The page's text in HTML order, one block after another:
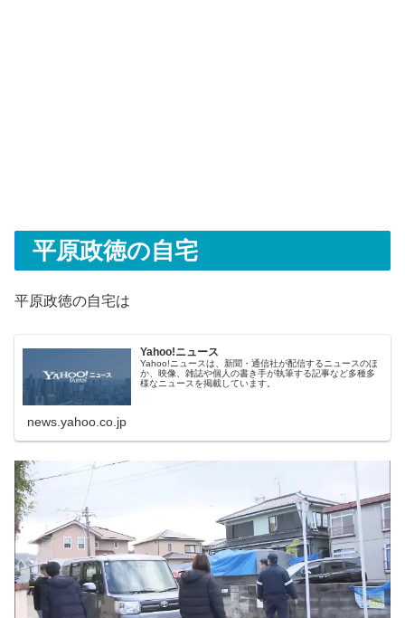
平原政徳の自宅
平原政徳の自宅は
Yahoo!ニュース
Yahoo!ニュースは、新聞・通信社が配信するニュースのほ
か、映像、雑誌や個人の書き手が執筆する記事など多種多
様なニュースを掲載しています。
news.yahoo.co.jp